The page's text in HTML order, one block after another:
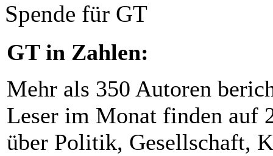
Spende für GT
GT in Zahlen:
Mehr als 350 Autoren
Leser im Monat finden auf
über Politik, Gesellschaft,